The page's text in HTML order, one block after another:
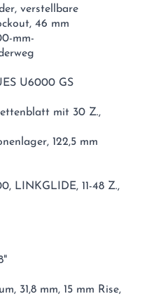
verstellbare
46 mm
mm-
U6000 GS
mit 30 Z.,
122,5 mm
LINKGLIDE, 11-48 Z.,
31,8 mm, 15 mm Rise,